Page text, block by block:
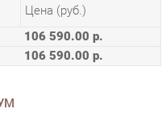
106 590.00 р.